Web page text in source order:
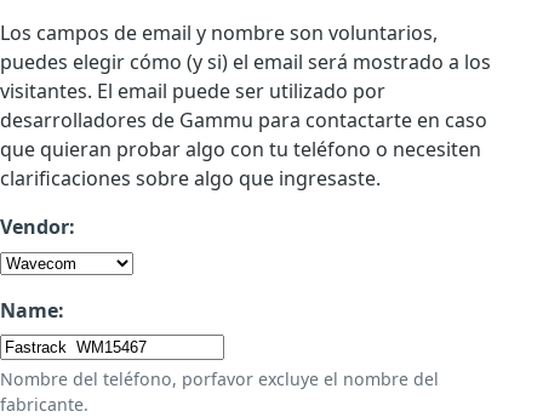
Los campos de email y nombre son voluntarios,
puedes elegir cómo (y si) el email será mostrado a los
visitantes. El email puede ser utilizado por
desarrolladores de Gammu para contactarte en caso
que quieran probar algo con tu teléfono o necesiten
clarificaciones sobre algo que ingresaste.
Vendor:
Name:
Nombre del teléfono, porfavor excluye el nombre del
fabricante.